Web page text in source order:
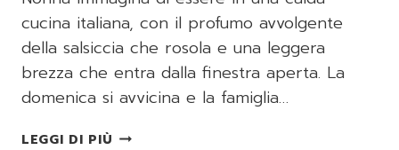
cucina italiana, con il profumo avvolgente
della salsiccia che rosola e una leggera
brezza che entra dalla finestra aperta. La
domenica si avvicina e la famiglia…
LEGGI DI PIÙ PENNETTE